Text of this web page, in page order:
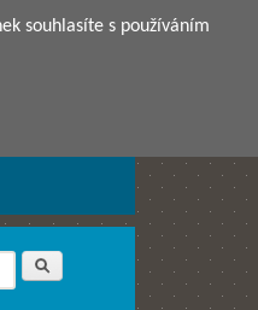
souhlasíte s používáním